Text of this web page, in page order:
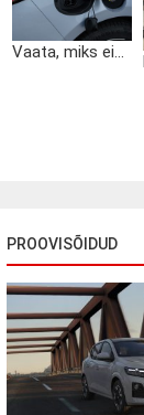
Vaata, miks ei...
PROOVISÕIDUD